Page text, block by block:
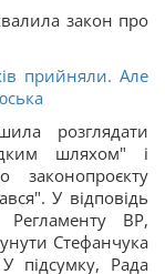
закон про
прийняли. Але
розглядати
шляхом" і
законопроєкту
У відповідь
ВР,
Стефанчука
підсумку, Рада